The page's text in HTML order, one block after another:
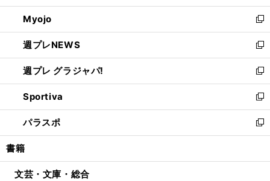
開
く
ウ
で
開
く
ン
ド
ウ
で
開
く
ウ
ィ
ン
ド
ウ
で
開
く
Myojo
新
し
い
ウ
ィ
ン
ド
ウ
で
開
週プレNEWS
新
し
い
ウ
ィ
ン
ド
ウ
開
週プレ グラジャパ!
新
し
い
ウ
ィ
ン
ウ
Sportiva
新
し
い
ウ
ン
パラスポ
新
し
ウ
書籍
文芸・文庫・総合